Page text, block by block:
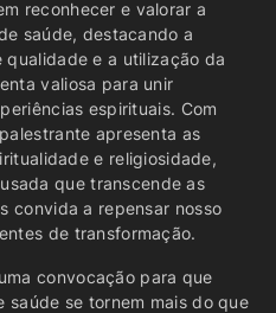
reconhecer e valorar a
saúde, destacando a
e a utilização da
valiosa para unir
espirituais. Com
apresenta as
e religiosidade,
que transcende as
convida a repensar nosso
de transformação.
convocação para que
saúde se tornem mais do que